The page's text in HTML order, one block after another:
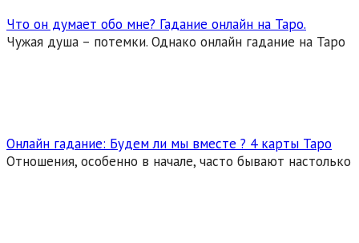
Что он думает обо мне? Гадание онлайн на Таро.
Чужая душа – потемки. Однако онлайн гадание на Таро
Онлайн гадание: Будем ли мы вместе ? 4 карты Таро
Отношения, особенно в начале, часто бывают настолько